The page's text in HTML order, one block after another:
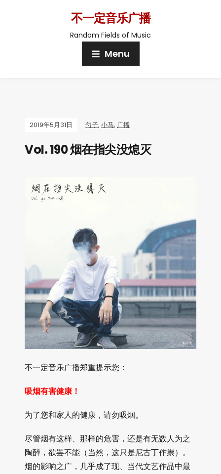
不一定音乐广播
Random Fields of Music
Menu
2019年5月31日 勺子, 小马, 广播
Vol. 190 烟在指尖没熄灭
不一定音乐广播郑重提示您：
吸烟有害健康！
为了您和家人的健康，请勿吸烟。
尽管烟有这样、那样的危害，还是有无数人为之
陶醉，欲罢不能（当然，这只是尼古丁作祟）。
烟的影响之广，几乎成了现、当代文艺作品中最